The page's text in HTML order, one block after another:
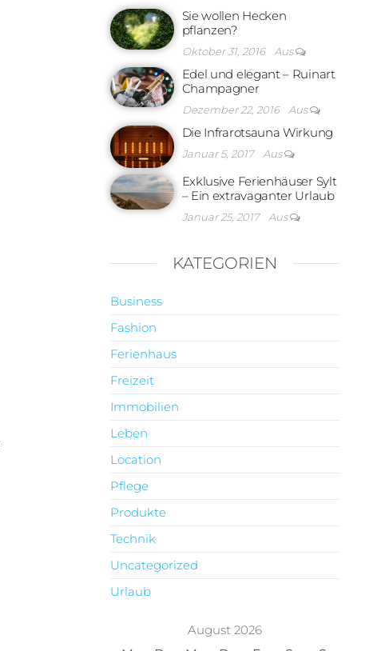
Sie wollen Hecken
pflanzen?
Oktober 31, 2016 Aus
Edel und elegant – Ruinart
Champagner
Dezember 22, 2016 Aus
Die Infrarotsauna Wirkung
Januar 5, 2017 Aus
Exklusive Ferienhäuser Sylt
– Ein extravaganter Urlaub
Januar 25, 2017 Aus
KATEGORIEN
Business
Fashion
Ferienhaus
Freizeit
Immobilien
Leben
Location
Pflege
Produkte
Technik
Uncategorized
Urlaub
August 2026